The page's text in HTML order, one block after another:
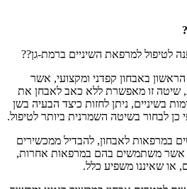
לטיפול למרפאת השיניים ברמת-גן??
באבחון קפדני ומקצועי, אשר
שיטה זו מאפשרת ללא כאב לאבחן את
בשיניים, ניתן לחזות כיצד הבעיה בשן
כן לבחור בשיטה השמרנית ביותר לטיפול.
במרפאות לאבחון, להבדיל ממכשירים
אשר משתמשים בהם במרפאות אחרות,
או שאיננו משפיע כלל.